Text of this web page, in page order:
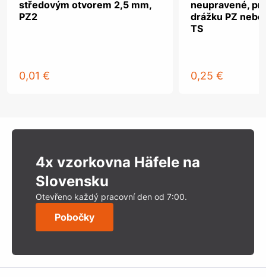
středovým otvorem 2,5 mm,
PZ2
0,01 €
neupravené,
drážku PZ
TS
0,25 €
4x vzorkovna Häfele na
Slovensku
Otevřeno každý pracovní den od 7:00.
Pobočky